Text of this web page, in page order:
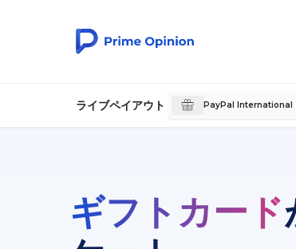
ライブペイアウト PayPal International
ギフトカード